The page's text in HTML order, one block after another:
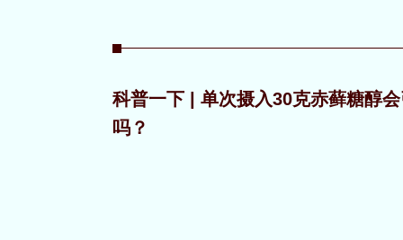
科普一下 | 单次摄入30克赤藓糖醇
吗？